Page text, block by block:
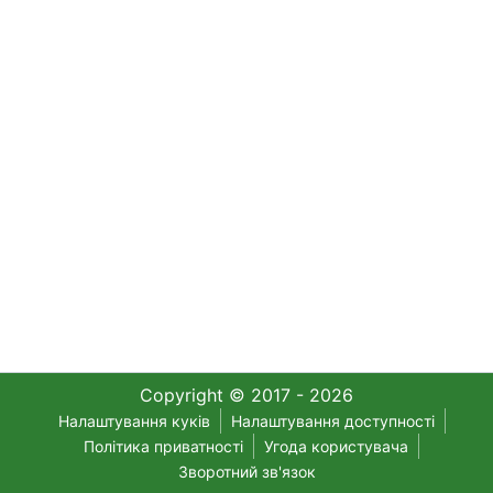
Copyright © 2017 - 2026
Налаштування куків
Налаштування доступності
Політика приватності
Угода користувача
Зворотний зв'язок